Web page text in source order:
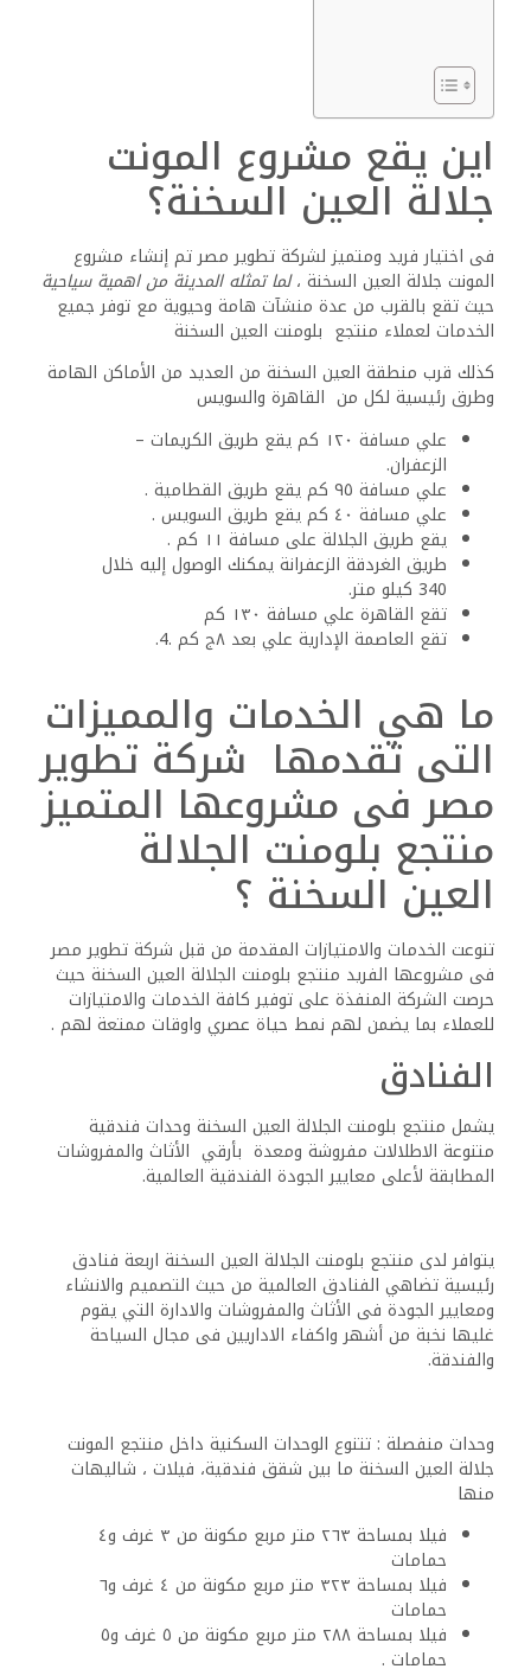
اين يقع مشروع المونت
جلالة العين السخنة؟
فى اختيار فريد ومتميز لشركة تطوير مصر تم إنشاء مشروع
المونت جلالة العين السخنة ،لما تمثله المدينة من اهمية سياحية
حيث تقع بالقرب من عدة منشآت هامة وحيوية مع توفر جميع
الخدمات لعملاء منتجع بلومنت العين السخنة
كذلك قرب منطقة العين السخنة من العديد من الأماكن الهامة
وطرق رئيسية لكل من القاهرة والسويس
علي مسافة ١٢٠ كم يقع طريق الكريمات –
الزعفران.
علي مسافة ٩٥ كم يقع طريق القطامية .
علي مسافة ٤٠ كم يقع طريق السويس .
يقع طريق الجلالة على مسافة ١١ كم .
طريق الغردقة الزعفرانة يمكنك الوصول إليه خلال
340 كيلو متر.
تقع القاهرة علي مسافة ١٣٠ كم
تقع العاصمة الإدارية علي بعد ٨ج كم .4.
ما هي الخدمات والمميزات
التى تقدمها شركة تطوير
مصر فى مشروعها المتميز
منتجع بلومنت الجلالة
العين السخنة ؟
تنوعت الخدمات والامتيازات المقدمة من قبل شركة تطوير مصر
فى مشروعها الفريد منتجع بلومنت الجلالة العين السخنة حيث
حرصت الشركة المنفذة على توفير كافة الخدمات والامتيازات
للعملاء بما يضمن لهم نمط حياة عصري واوقات ممتعة لهم .
الفنادق
يشمل منتجع بلومنت الجلالة العين السخنة وحدات فندقية
متنوعة الاطلالات مفروشة ومعدة بأرقي الأثاث والمفروشات
المطابقة لأعلى معايير الجودة الفندقية العالمية.
يتوافر لدى منتجع بلومنت الجلالة العين السخنة اربعة فنادق
رئيسية تضاهي الفنادق العالمية من حيث التصميم والانشاء
ومعايير الجودة فى الأثاث والمفروشات والادارة التي يقوم
غليها نخبة من أشهر واكفاء الاداريين فى مجال السياحة
والفندقة.
وحدات منفصلة : تتنوع الوحدات السكنية داخل منتجع المونت
جلالة العين السخنة ما بين شقق فندقية، فيلات ، شاليهات
منها
فيلا بمساحة ٢٦٣ متر مربع مكونة من ٣ غرف و٤
حمامات
فيلا بمساحة ٣٢٣ متر مربع مكونة من ٤ غرف و٦
حمامات
فيلا بمساحة ٢٨٨ متر مربع مكونة من ٥ غرف و٥
حمامات .